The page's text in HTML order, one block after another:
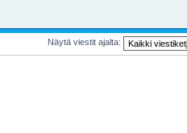
Näytä viestit ajalta: